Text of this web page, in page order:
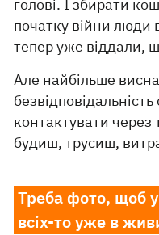
голові. І збирати
початку війни люди
тепер уже віддали,
Але найбільше
контактувати через
будиш, трусиш,
Треба фото, щоб у
всіх-то уже в